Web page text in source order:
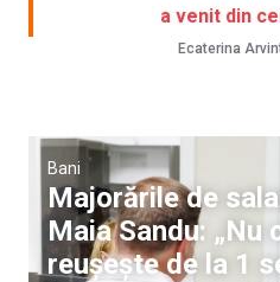
a venit din
Ecaterina
Bani
Majorările de
Maia Sandu: „Nu
reușește de la 1